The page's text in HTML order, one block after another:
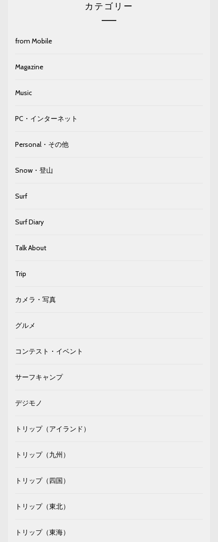
カテゴリー
from Mobile
Magazine
Music
PC・インターネット
Personal・その他
Snow・登山
Surf
Surf Diary
Talk About
Trip
カメラ・写真
グルメ
コンテスト・イベント
サーフキャンプ
デジモノ
トリップ（アイランド）
トリップ（九州）
トリップ（四国）
トリップ（東北）
トリップ（東海）